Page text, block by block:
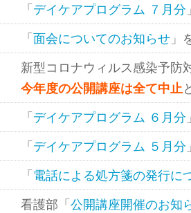
「 デイケアプログラム ７月分
「 面会についてのお知らせ 」
新型コロナウィルス感染予防
今年度の公開講座は全て中止
「 デイケアプログラム ６月分
「 デイケアプログラム ５月分
「 電話による処方箋の発行に
看護部「 公開講座開催のお知